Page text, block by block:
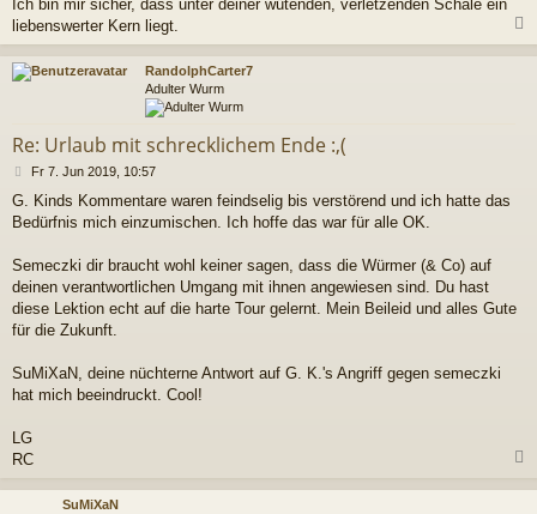
Ich bin mir sicher, dass unter deiner wütenden, verletzenden Schale ein
liebenswerter Kern liegt.
a
RandolphCarter7
Adulter Wurm
Re: Urlaub mit schrecklichem Ende :,(
B
i
t
a
g
Fr 7. Jun 2019, 10:57
G. Kinds Kommentare waren feindselig bis verstörend und ich hatte das
Bedürfnis mich einzumischen. Ich hoffe das war für alle OK.
Semeczki dir braucht wohl keiner sagen, dass die Würmer (& Co) auf
deinen verantwortlichen Umgang mit ihnen angewiesen sind. Du hast
diese Lektion echt auf die harte Tour gelernt. Mein Beileid und alles Gute
für die Zukunft.
SuMiXaN, deine nüchterne Antwort auf G. K.'s Angriff gegen semeczki
hat mich beeindruckt. Cool!
LG
RC
c
SuMiXaN